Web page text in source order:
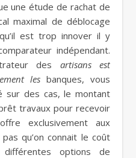
une étude de rachat de
maximal de déblocage
est trop innover il y
indépendant.
des artisans est
les banques, vous
sur des cas, le montant
travaux pour recevoir
exclusivement aux
qu’on connait le coût
options de